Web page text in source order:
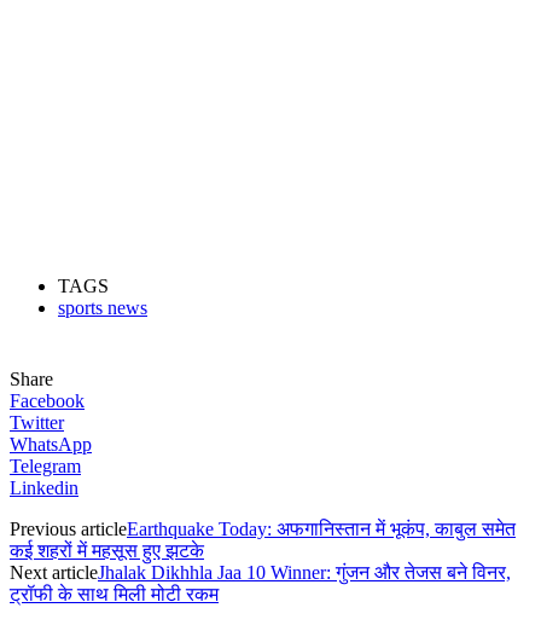
TAGS
sports news
Share
Facebook
Twitter
WhatsApp
Telegram
Linkedin
Previous articleEarthquake Today: अफगानिस्तान में भूकंप, काबुल समेत
कई शहरों में महसूस हुए झटके
Next articleJhalak Dikhhla Jaa 10 Winner: गुंजन और तेजस बने विनर,
ट्रॉफी के साथ मिली मोटी रकम